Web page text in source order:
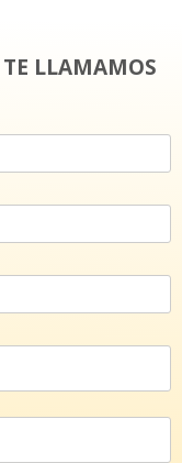
TE LLAMAMOS